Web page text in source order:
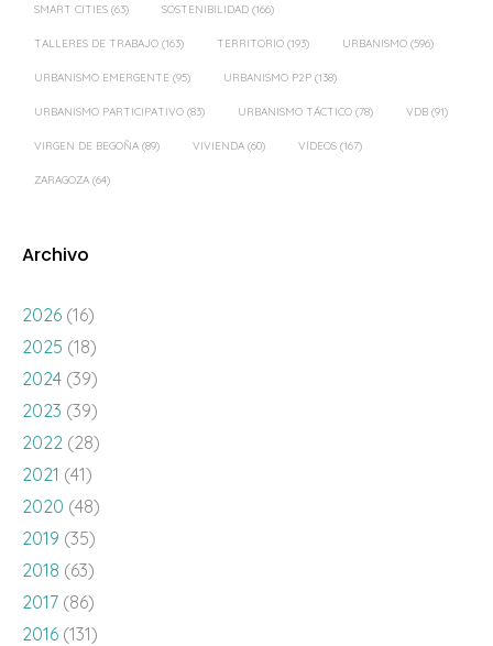
SMART CITIES (63) SOSTENIBILIDAD (166)
TALLERES DE TRABAJO (163) TERRITORIO (193) URBANISMO (596)
URBANISMO EMERGENTE (95) URBANISMO P2P (138)
URBANISMO PARTICIPATIVO (83) URBANISMO TÁCTICO (78) VDB (91)
VIRGEN DE BEGOÑA (89) VIVIENDA (60) VÍDEOS (167)
ZARAGOZA (64)
Archivo
2026 (16)
2025 (18)
2024 (39)
2023 (39)
2022 (28)
2021 (41)
2020 (48)
2019 (35)
2018 (63)
2017 (86)
2016 (131)